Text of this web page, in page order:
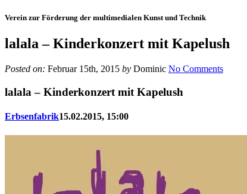
Verein zur Förderung der multimedialen Kunst und Technik
lalala – Kinderkonzert mit Kapelush
Posted on: Februar 15th, 2015 by Dominic No Comments
lalala – Kinderkonzert mit Kapelush
Erbsenfabrik15.02.2015, 15:00